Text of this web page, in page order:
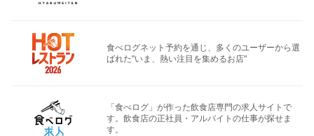
食べログネット予約を通じ、多くのユーザーから選
ばれた"いま、熱い注目を集めるお店"
「食べログ」が作った飲食店専門の求人サイトで
す。飲食店の正社員・アルバイトの仕事が探せま
す。